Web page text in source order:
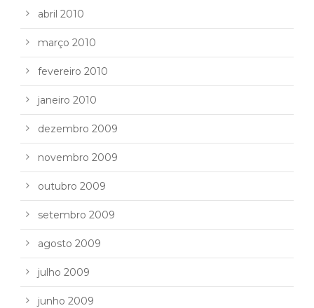
abril 2010
março 2010
fevereiro 2010
janeiro 2010
dezembro 2009
novembro 2009
outubro 2009
setembro 2009
agosto 2009
julho 2009
junho 2009